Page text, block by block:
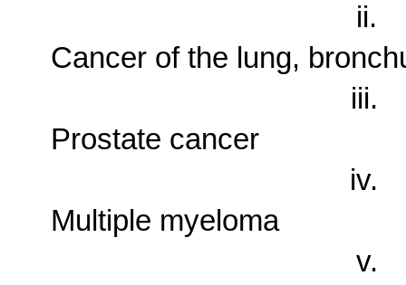
ii.
Cancer of the lung,
iii.
Prostate cancer
iv.
Multiple myeloma
v.